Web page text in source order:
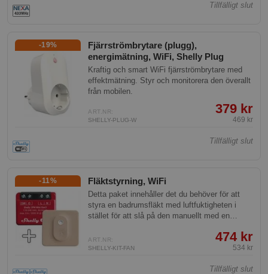
Tillfälligt slut
Fjärrströmbrytare (plugg),
energimätning, WiFi, Shelly Plug
-19%
Kraftig och smart WiFi fjärrströmbrytare med
effektmätning. Styr och monitorera den överallt
från mobilen.
ART.NR:
SHELLY-PLUG-W
379 kr
469 kr
Tillfälligt slut
Fläktstyrning, WiFi
-11%
Detta paket innehåller det du behöver för att
styra en badrumsfläkt med luftfuktigheten i
stället för att slå på den manuellt med en
ART.NR:
SHELLY-KIT-FAN
474 kr
534 kr
Tillfälligt slut